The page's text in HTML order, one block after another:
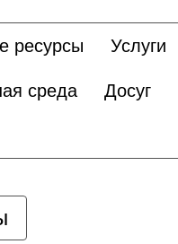
ресурсы Услуги
среда Досуг